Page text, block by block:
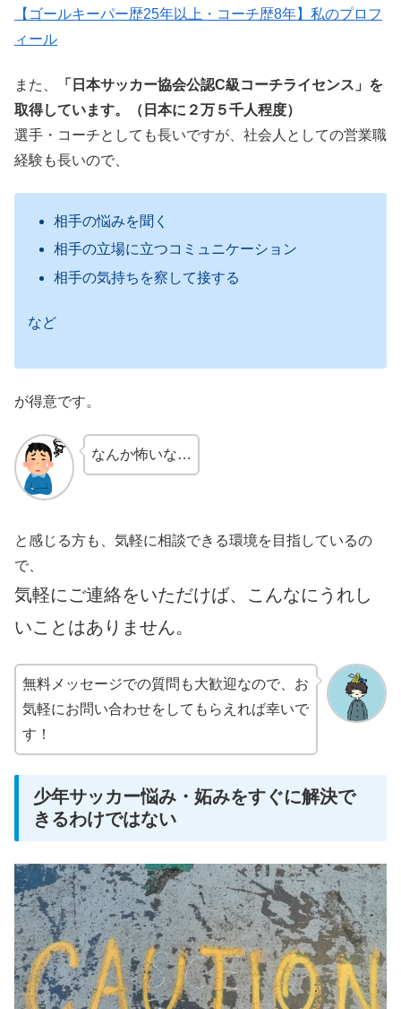
【ゴールキーパー歴25年以上・コーチ歴8年】私のプロフ
ィール
また、
「日本サッカー協会公認C級コーチライセンス」を
取得しています。（日本に２万５千人程度）
選手・コーチとしても長いですが、社会人としての営業職
経験も長いので、
相手の悩みを聞く
相手の立場に立つコミュニケーション
相手の気持ちを察して接する
など
が得意です。
なんか怖いな…
と感じる方も、気軽に相談できる環境を目指しているの
で、
気軽にご連絡をいただけば、こんなにうれし
いことはありません。
無料メッセージでの質問も大歓迎なので、お
気軽にお問い合わせをしてもらえれば幸いで
す！
少年サッカー悩み・妬みをすぐに解決で
きるわけではない